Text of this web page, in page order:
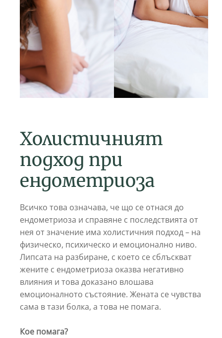
Холистичният
подход при
ендометриоза
Всичко това означава, че що се отнася до
ендометриоза и справяне с последствията от
нея от значение има холистичния подход – на
физическо, психическо и емоционално ниво.
Липсата на разбиране, с което се сблъскват
жените с ендометриоза оказва негативно
влияния и това доказано влошава
емоционалното състояние. Жената се чувства
сама в тази болка, а това не помага.
Кое помага?